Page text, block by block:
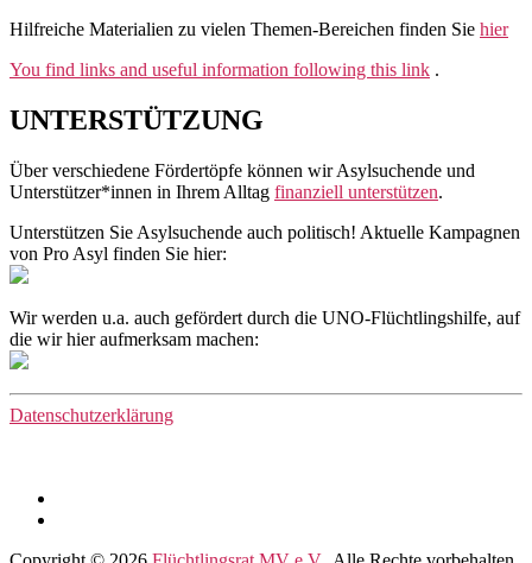
Hilfreiche Materialien zu vielen Themen-Bereichen finden Sie hier
You find links and useful information following this link .
UNTERSTÜTZUNG
Über verschiedene Fördertöpfe können wir Asylsuchende und
Unterstützer*innen in Ihrem Alltag finanziell unterstützen.
Unterstützen Sie Asylsuchende auch politisch! Aktuelle Kampagnen
von Pro Asyl finden Sie hier:
Wir werden u.a. auch gefördert durch die UNO-Flüchtlingshilfe, auf
die wir hier aufmerksam machen:
Datenschutzerklärung